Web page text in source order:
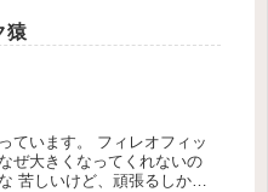
猿
ています。 フィレオフィッ
ぜ大きくなってくれないの
苦しいけど、頑張るしかな